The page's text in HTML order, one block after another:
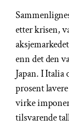
etter krisen,
enn det den
Japan. I Italia
prosent
virke
tilsvarende